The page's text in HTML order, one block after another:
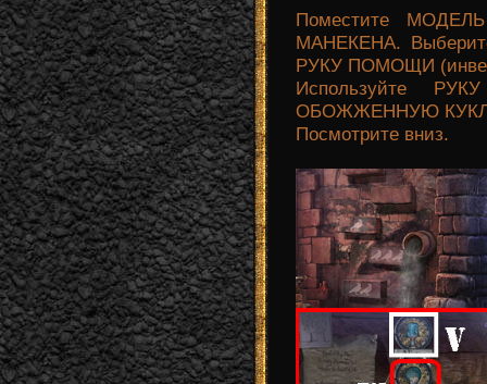
Поместите
МАНЕКЕНА.
РУКУ ПОМОЩИ
Используйте
ОБОЖЖЕННУЮ
Посмотрите вниз.